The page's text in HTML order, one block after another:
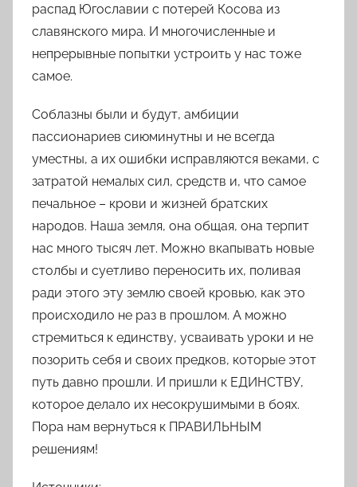
распад Югославии с потерей Косова из
славянского мира. И многочисленные и
непрерывные попытки устроить у нас тоже
самое.
Соблазны были и будут, амбиции
пассионариев сиюминутны и не всегда
уместны, а их ошибки исправляются веками, с
затратой немалых сил, средств и, что самое
печальное – крови и жизней братских
народов. Наша земля, она общая, она терпит
нас много тысяч лет. Можно вкапывать новые
столбы и суетливо переносить их, поливая
ради этого эту землю своей кровью, как это
происходило не раз в прошлом. А можно
стремиться к единству, усваивать уроки и не
позорить себя и своих предков, которые этот
путь давно прошли. И пришли к ЕДИНСТВУ,
которое делало их несокрушимыми в боях.
Пора нам вернуться к ПРАВИЛЬНЫМ
решениям!